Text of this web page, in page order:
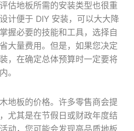
估地板所需的安装类型也很重
计便于 DIY 安装，可以大大降
握必要的技能和工具，选择自
大量费用。但是，如果您决定
，在确定总体预算时一定要将
。
地板的价格。许多零售商会提
尤其是在节假日或财政年度结